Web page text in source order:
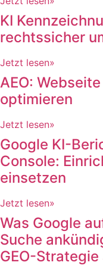
KI
rechtssicher
Jetzt lesen»
AEO:
optimieren
Jetzt lesen»
Google KI-
Console:
einsetzen
Jetzt lesen»
Was Google
Suche
GEO-